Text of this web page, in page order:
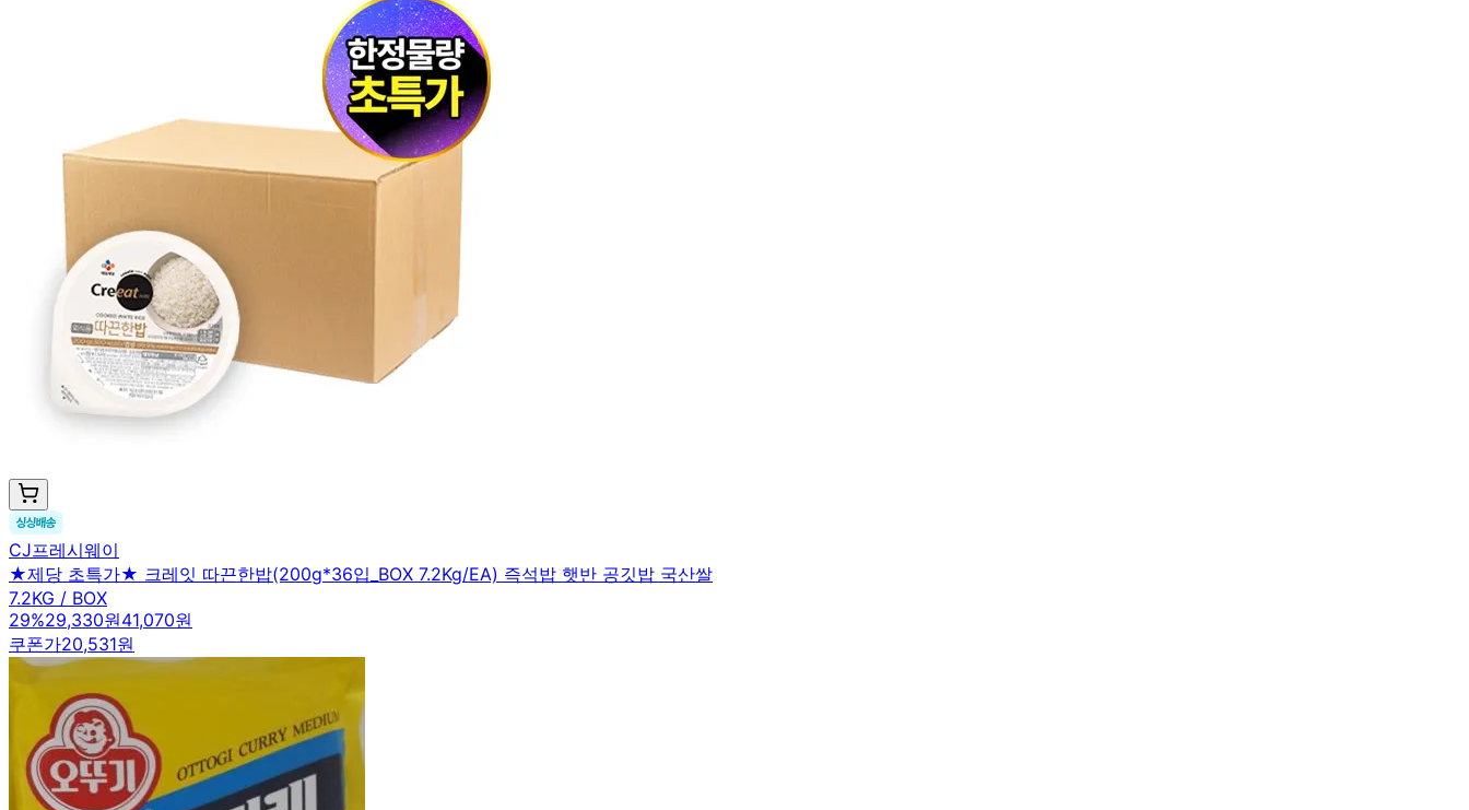
CJ프레시웨이
★제당 초특가★ 크레잇 따끈한밥(200g*36입_BOX 7.2Kg/EA) 즉석밥 햇반 공깃밥 국산쌀
7.2KG / BOX
29%29,330원41,070원
쿠폰가20,531원